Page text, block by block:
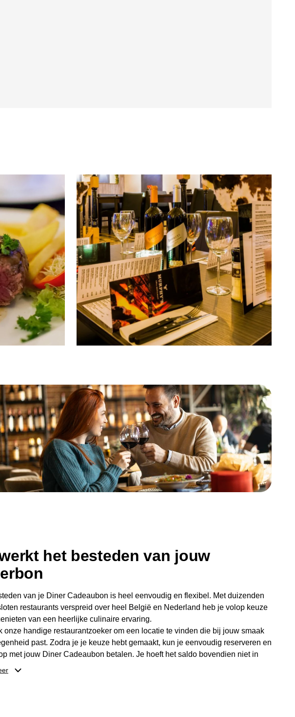
het besteden van jouw
van je Diner Cadeaubon is heel eenvoudig en flexibel. Met duizenden
restaurants verspreid over heel België en Nederland heb je volop keuze
van een heerlijke culinaire ervaring.
onze handige restaurantzoeker om een locatie te vinden die bij jouw smaak
past. Zodra je je keuze hebt gemaakt, kun je eenvoudig reserveren en
met jouw Diner Cadeaubon betalen. Je hoeft het saldo bovendien niet in
te besteden. Het resterende bedrag blijft gewoon op de bon staan en kan